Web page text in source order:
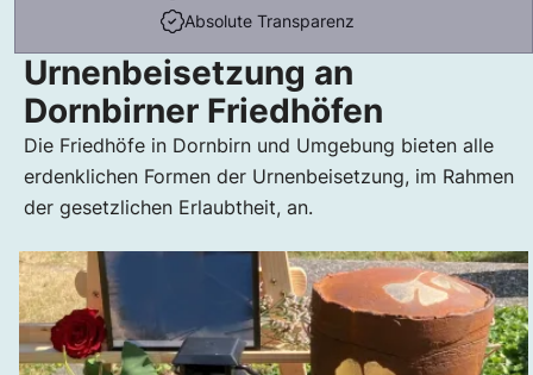
Absolute Transparenz
Urnenbeisetzung an
Dornbirner Friedhöfen
Die Friedhöfe in Dornbirn und Umgebung bieten alle
erdenklichen Formen der Urnenbeisetzung, im Rahmen
der gesetzlichen Erlaubtheit, an.